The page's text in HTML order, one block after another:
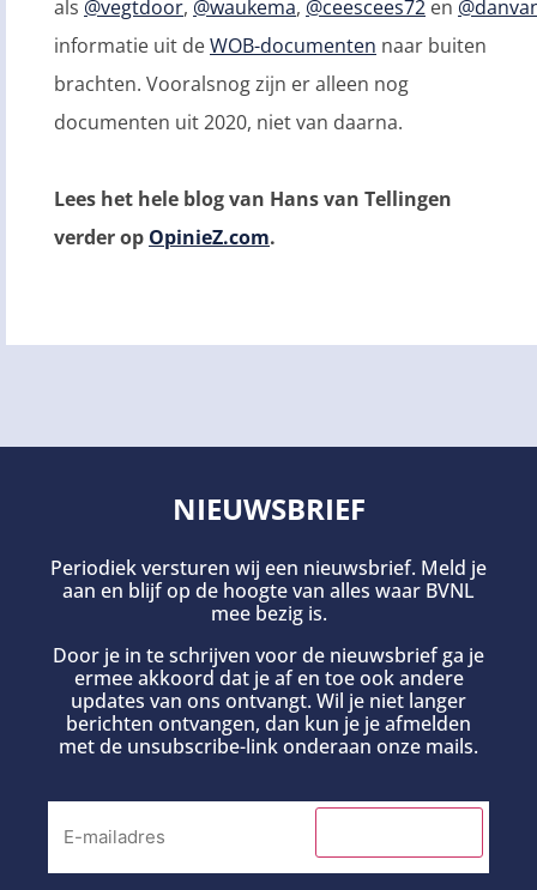
als @vegtdoor, @waukema, @ceescees72 en
informatie uit deWOB-documenten naar buiten
brachten. Vooralsnog zijn er alleen nog
documenten uit 2020, niet van daarna.
Lees het hele blog van Hans van Tellingen
verder op OpinieZ.com.
NIEUWSBRIEF
Periodiek versturen wij een nieuwsbrief. Meld je
aan en blijf op de hoogte van alles waar BVNL
mee bezig is.
Door je in te schrijven voor de nieuwsbrief ga je
ermee akkoord dat je af en toe ook andere
updates van ons ontvangt. Wil je niet langer
berichten ontvangen, dan kun je je afmelden
met de unsubscribe-link onderaan onze mails.